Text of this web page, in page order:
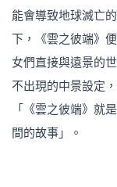
能會導致地球滅亡
下，《雲之彼端》
女們直接與遠景的
不出現的中景設定
「《雲之彼端》就
間的故事」。